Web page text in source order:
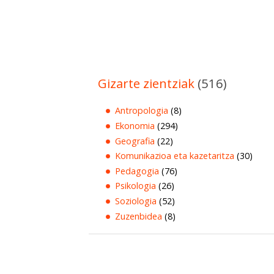
Gizarte zientziak (516)
Antropologia (8)
Ekonomia (294)
Geografia (22)
Komunikazioa eta kazetaritza (30)
Pedagogia (76)
Psikologia (26)
Soziologia (52)
Zuzenbidea (8)